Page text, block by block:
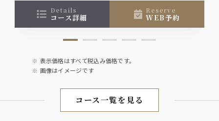
details
コース詳細
reserve
WEB予約
表示価格はすべて税込み価格です。
画像はイメージです
コース一覧を見る